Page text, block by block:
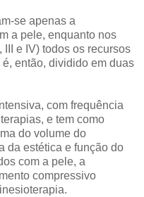
se apenas a
a pele, enquanto nos
III e IV) todos os recursos
então, dividido em duas
com frequência
e tem como
do volume do
da estética e função do
com a pele, a
compressivo